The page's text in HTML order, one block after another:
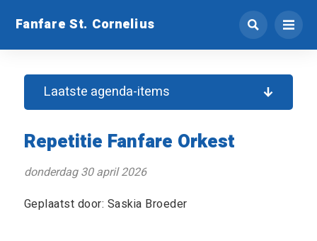
Fanfare St. Cornelius
Repetitie Fanfare Orkest
donderdag 30 april 2026
Geplaatst door: Saskia Broeder
Laatste agenda-items